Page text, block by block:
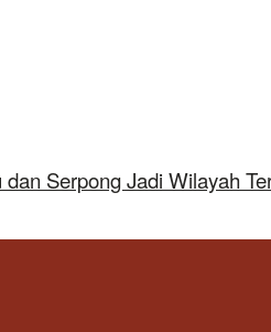
Serpong Jadi Wilayah